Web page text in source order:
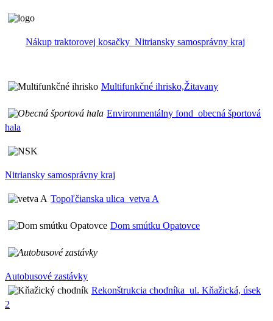
Nákup traktorovej kosačky_Nitriansky samosprávny kraj
Multifunkčné ihrisko,Žitavany
Environmentálny fond_obecná športová
hala
Nitriansky samosprávny kraj
Topoľčianska ulica_vetva A
Dom smútku Opatovce
Autobusové zastávky
Rekonštrukcia chodníka_ul. Kňažická, úsek
2